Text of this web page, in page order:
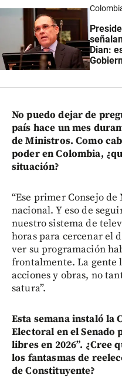
Dian:
No puedo dejar de
país hace un mes
de Ministros. Como
poder en Colombia,
situación?
“Ese primer Consejo
nacional. Y eso de
nuestro sistema de
horas para cercenar el
ver su programación
frontalmente. La gente
acciones y obras, no
satura”.
Esta semana instaló la
Electoral en el Senado
libres en 2026”. ¿Cree
los fantasmas de
de Constituyente?